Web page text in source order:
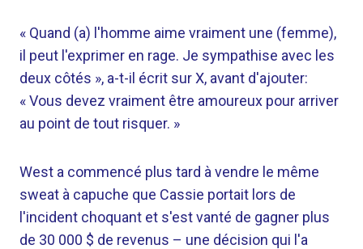
« Quand (a) l'homme aime vraiment une (femme),
il peut l'exprimer en rage. Je sympathise avec les
deux côtés », a-t-il écrit sur X, avant d'ajouter:
« Vous devez vraiment être amoureux pour arriver
au point de tout risquer. »
West a commencé plus tard à vendre le même
sweat à capuche que Cassie portait lors de
l'incident choquant et s'est vanté de gagner plus
de 30 000 $ de revenus – une décision qui l'a